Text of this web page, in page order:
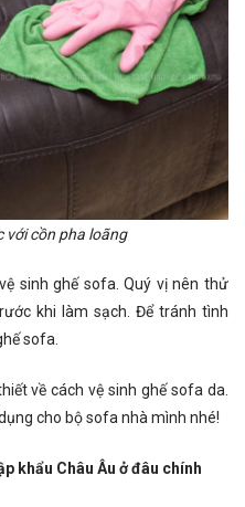
với cồn pha loãng
sinh ghế sofa. Quý vị nên thử
khi làm sạch. Để tránh tình
sofa.
về cách vệ sinh ghế sofa da.
cho bộ sofa nhà mình nhé!
khẩu Châu Âu ở đâu chính